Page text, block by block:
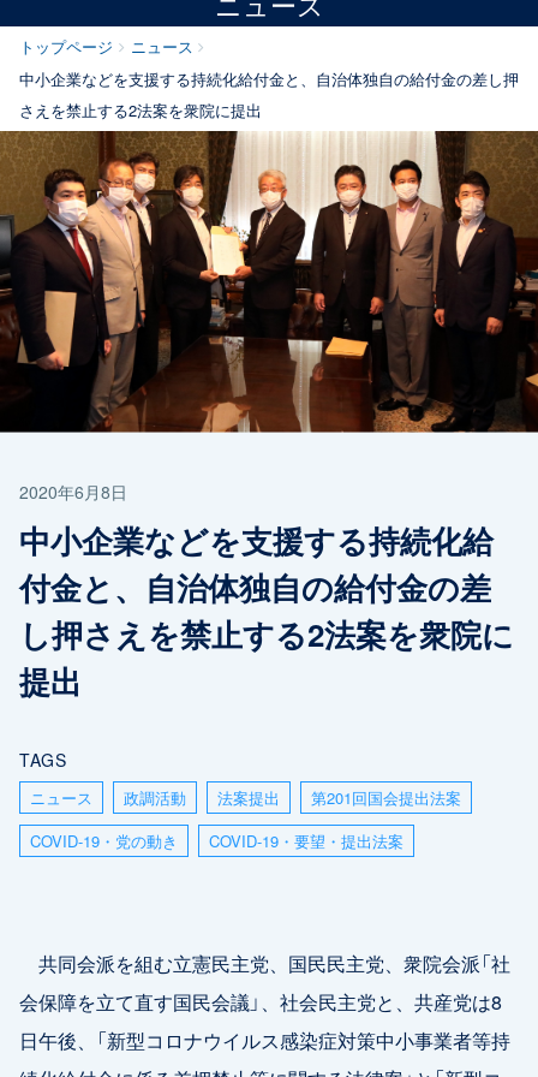
トップページ
ニュース
中小企業などを支援する持続化給付金と、自治体独自の給付金の差し押
さえを禁止する2法案を衆院に提出
2020年6月8日
中小企業などを支援する持続化給
付金と、自治体独自の給付金の差
し押さえを禁止する2法案を衆院に
提出
TAGS
ニュース 政調活動 法案提出
第201回国会提出法案
COVID-19・党の動き
COVID-19・要望・提出法案
共同会派を組む立憲民主党、国民民主党、衆院会派「社
会保障を立て直す国民会議」、社会民主党と、共産党は8
日午後、「新型コロナウイルス感染症対策中小事業者等持